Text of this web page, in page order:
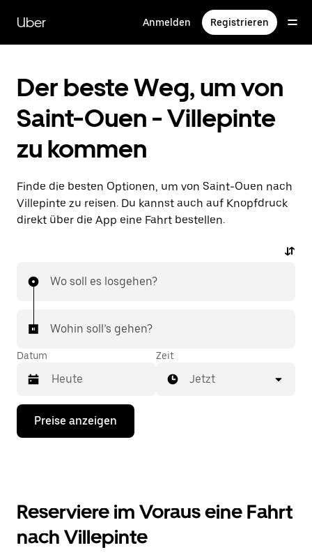
zum
Hauptinhalt
Uber Anmelden Registrieren
Der beste Weg, um von
Saint-Ouen - Villepinte
zu kommen
Finde die besten Optionen, um von Saint-Ouen nach
Villepinte zu reisen. Du kannst auch auf Knopfdruck
direkt über die App eine Fahrt bestellen.
Wo soll es losgehen?
Wohin soll’s gehen?
Datum
Drücke
Nach-
Kalender
interagieren
Zeit
Jetzt
Preise anzeigen
Reserviere im Voraus eine Fahrt
nach Villepinte